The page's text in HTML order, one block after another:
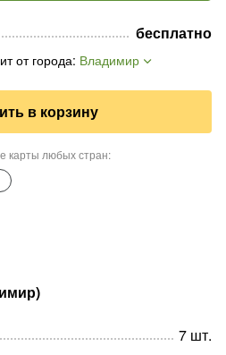
бесплатно
от города: Владимир
в корзину
карты любых стран:
)
7 шт.